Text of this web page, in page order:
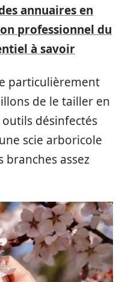
annuaires en
professionnel du
à savoir
particulièrement
de le tailler en
désinfectés
scie arboricole
branches assez